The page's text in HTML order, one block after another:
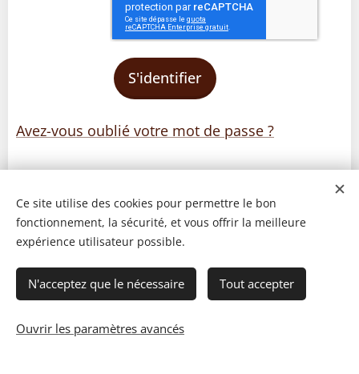
S'identifier
Avez-vous oublié votre mot de passe ?
© 2023 Les recettes d'Henri-Luc. Tous droits réservés.
Ce site utilise des cookies pour permettre le bon
fonctionnement, la sécurité, et vous offrir la meilleure
expérience utilisateur possible.
N'acceptez que le nécessaire Tout accepter
Ouvrir les paramètres avancés